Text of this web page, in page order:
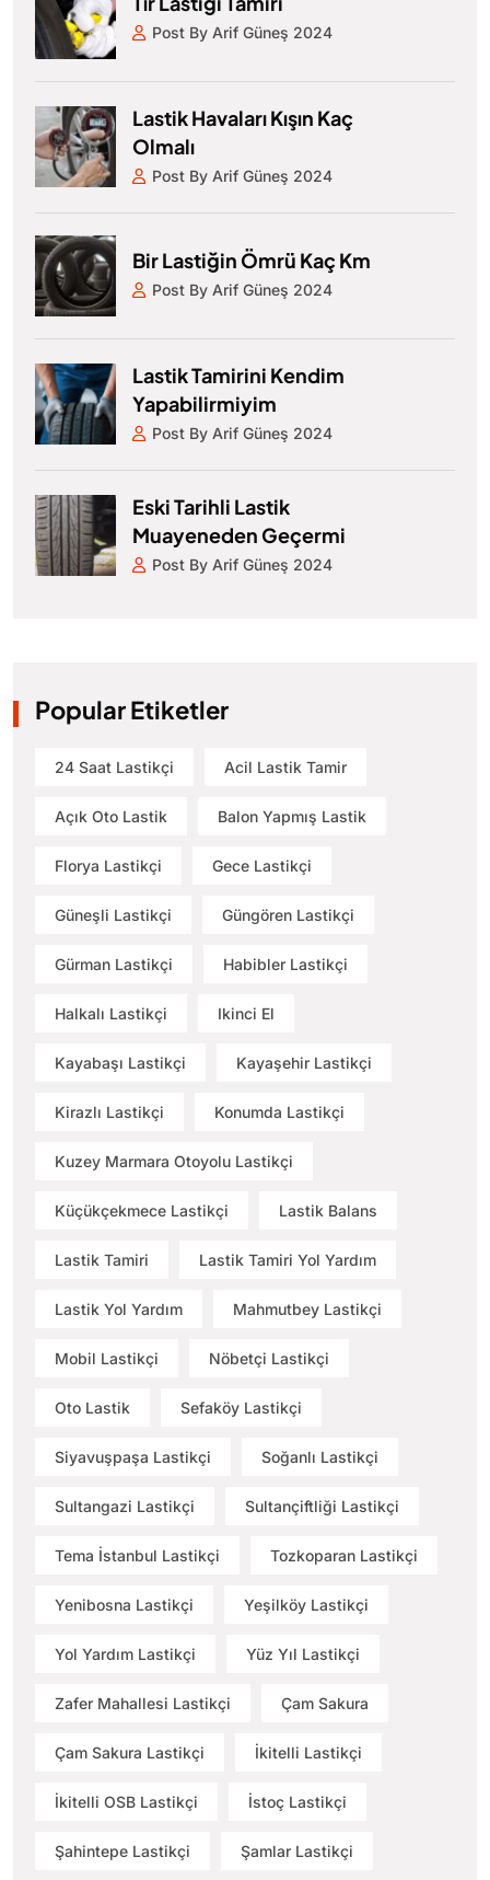
Post By Arif Güneş 2024
Lastik Havaları Kışın Kaç
Olmalı
Post By Arif Güneş 2024
Bir Lastiğin Ömrü Kaç Km
Post By Arif Güneş 2024
Lastik Tamirini Kendim
Yapabilirmiyim
Post By Arif Güneş 2024
Eski Tarihli Lastik
Muayeneden Geçermi
Post By Arif Güneş 2024
Popular Etiketler
24 Saat Lastikçi Acil Lastik Tamir
Açık Oto Lastik Balon Yapmış Lastik
Florya Lastikçi Gece Lastikçi
Güneşli Lastikçi Güngören Lastikçi
Gürman Lastikçi Habibler Lastikçi
Halkalı Lastikçi Ikinci El
Kayabaşı Lastikçi Kayaşehir Lastikçi
Kirazlı Lastikçi Konumda Lastikçi
Kuzey Marmara Otoyolu Lastikçi
Küçükçekmece Lastikçi Lastik Balans
Lastik Tamiri Lastik Tamiri Yol Yardım
Lastik Yol Yardım Mahmutbey Lastikçi
Mobil Lastikçi Nöbetçi Lastikçi
Oto Lastik Sefaköy Lastikçi
Siyavuşpaşa Lastikçi Soğanlı Lastikçi
Sultangazi Lastikçi Sultançiftliği Lastikçi
Tema İstanbul Lastikçi Tozkoparan Lastikçi
Yenibosna Lastikçi Yeşilköy Lastikçi
Yol Yardım Lastikçi Yüz Yıl Lastikçi
Zafer Mahallesi Lastikçi Çam Sakura
Çam Sakura Lastikçi İkitelli Lastikçi
İkitelli OSB Lastikçi İstoç Lastikçi
Şahintepe Lastikçi Şamlar Lastikçi